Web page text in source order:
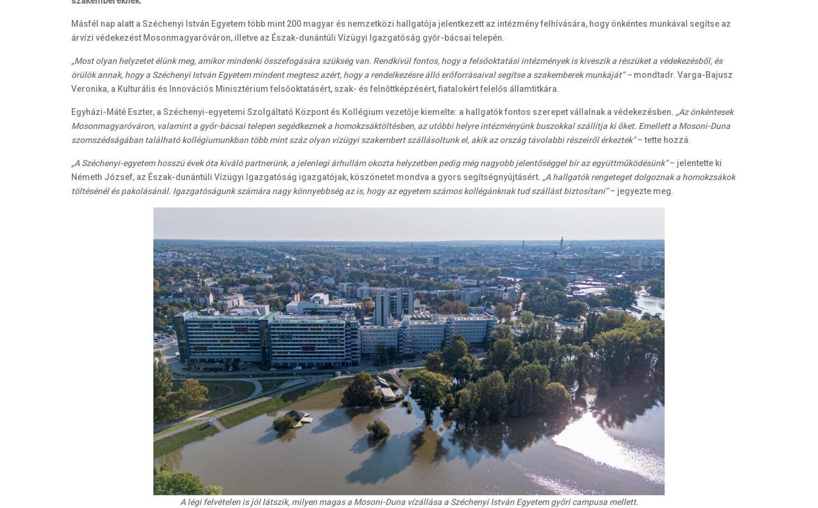
Másfél nap alatt a Széchenyi István Egyetem több mint 200 magyar és nemzetközi hallgatója jelentkezett az intézmény felhívására, hogy önkéntes munkával segítse az
árvízi védekezést Mosonmagyaróváron, illetve az Észak-dunántúli Vízügyi Igazgatóság győr-bácsai telepén.
„Most olyan helyzetet élünk meg, amikor mindenki összefogására szükség van. Rendkívül fontos, hogy a felsőoktatási intézmények is kiveszik a részüket a védekezésből, és
örülök annak, hogy a Széchenyi István Egyetem mindent megtesz azért, hogy a rendelkezésre álló erőforrásaival segítse a szakemberek munkáját” –mondtadr. Varga-Bajusz
Veronika, a Kulturális és Innovációs Minisztérium felsőoktatásért, szak- és felnőttképzésért, fiatalokért felelős államtitkára.
Egyházi-Máté Eszter, a Széchenyi-egyetemi Szolgáltató Központ és Kollégium vezetője kiemelte: a hallgatók fontos szerepet vállalnak a védekezésben. „Az önkéntesek
Mosonmagyaróváron, valamint a győr-bácsai telepen segédkeznek a homokzsáktöltésben, az utóbbi helyre intézményünk buszokkal szállítja ki őket. Emellett a Mosoni-Duna
szomszédságában található kollégiumunkban több mint száz olyan vízügyi szakembert szállásoltunk el, akik az ország távolabbi részeiről érkeztek”– tette hozzá.
„A Széchenyi-egyetem hosszú évek óta kiváló partnerünk, a jelenlegi árhullám okozta helyzetben pedig még nagyobb jelentőséggel bír az együttműködésünk”– jelentette ki
Németh József, az Észak-dunántúli Vízügyi Igazgatóság igazgatójak, köszönetet mondva a gyors segítségnyújtásért. „A hallgatók rengeteget dolgoznak a homokzsákok
töltésénél és pakolásánál. Igazgatóságunk számára nagy könnyebbség az is, hogy az egyetem számos kollégánknak tud szállást biztosítani”– jegyezte meg.
A légi felvételen is jól látszik, milyen magas a Mosoni-Duna vízállása a Széchenyi István Egyetem győri campusa mellett.